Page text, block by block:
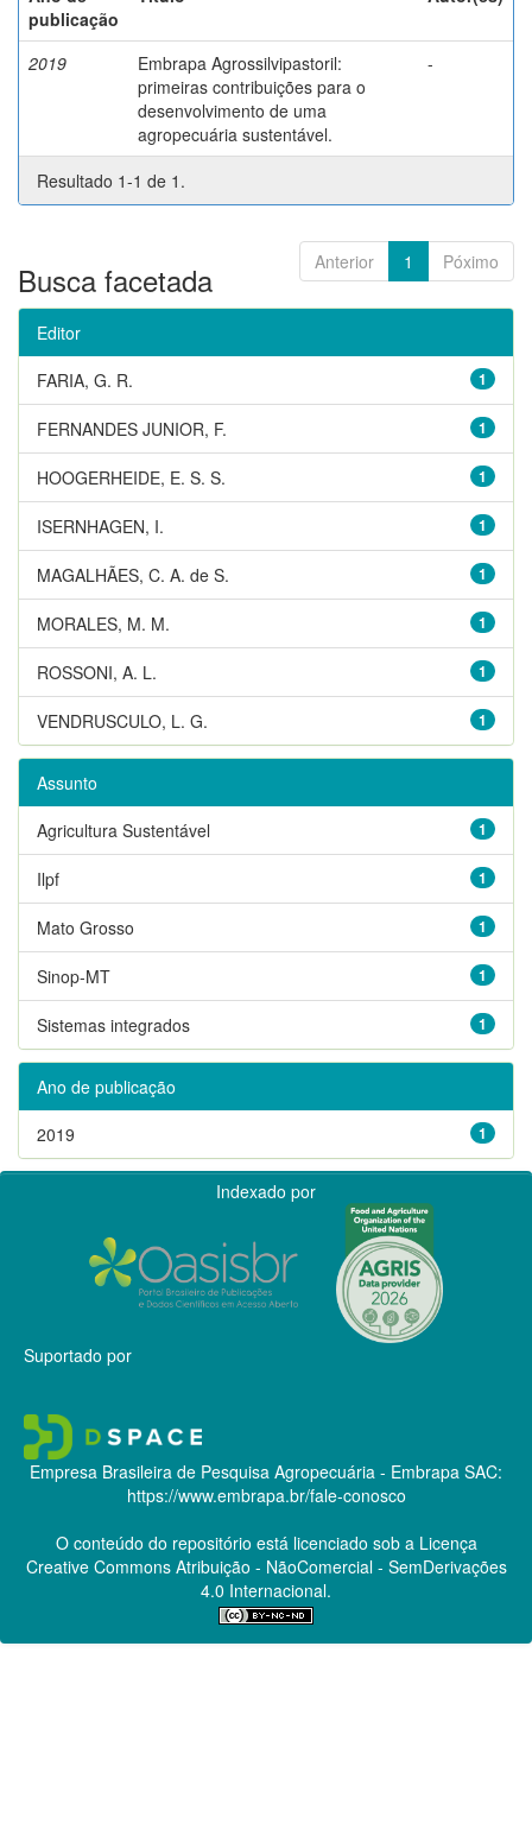
publicação
2019
Embrapa Agrossilvipastoril:
primeiras contribuições para o
desenvolvimento de uma
agropecuária sustentável.
-
Resultado 1-1 de 1.
Anterior 1 Póximo
Busca facetada
Editor
1
FARIA, G. R.
1
FERNANDES JUNIOR, F.
1
HOOGERHEIDE, E. S. S.
1
ISERNHAGEN, I.
1
MAGALHÃES, C. A. de S.
1
MORALES, M. M.
1
ROSSONI, A. L.
1
VENDRUSCULO, L. G.
Assunto
1
Agricultura Sustentável
1
Ilpf
1
Mato Grosso
1
Sinop-MT
1
Sistemas integrados
Ano de publicação
1
2019
Indexado por
Suportado por
Empresa Brasileira de Pesquisa Agropecuária - Embrapa SAC:
https://www.embrapa.br/fale-conosco
O conteúdo do repositório está licenciado sob a Licença
Creative CommonsAtribuição - NãoComercial - SemDerivações
4.0 Internacional.